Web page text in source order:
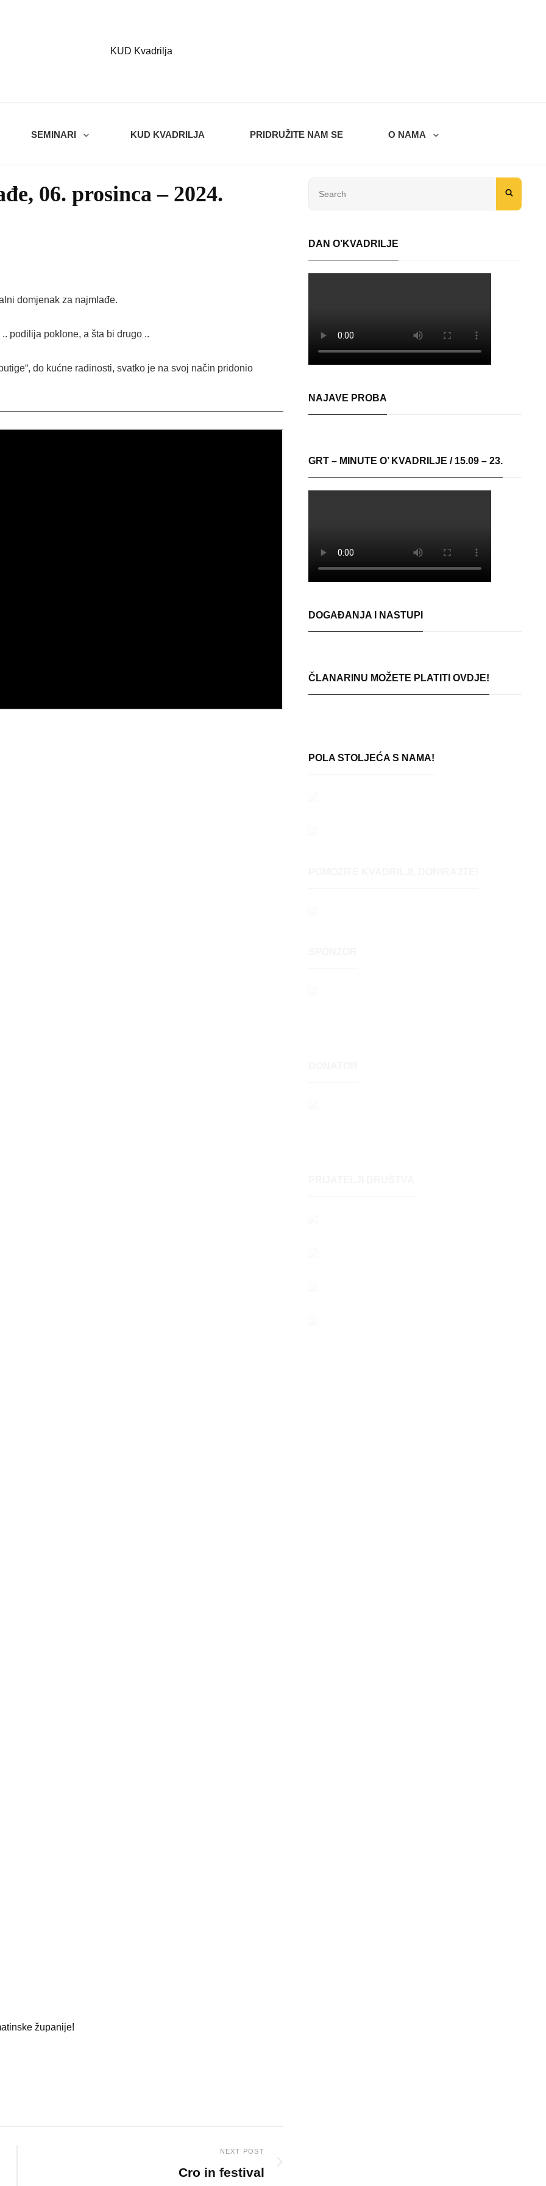
SEMINARI KUD KVADRILJA PRIDRUŽITE NAM SE O NAMA
06. prosinca – 2024.
domjenak za najmlađe.
podilija poklone, a šta bi drugo ..
do kućne radinosti, svatko je na svoj način pridonio
županije!
NEXT POST
Cro in festival
DAN O’KVADRILJE
NAJAVE PROBA
GRT – MINUTE O’ KVADRILJE / 15.09 – 23.
DOGAĐANJA I NASTUPI
ČLANARINU MOŽETE PLATITI OVDJE!
POLA STOLJEĆA S NAMA!